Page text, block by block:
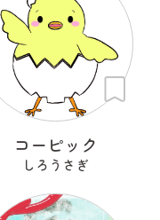
コーピック
しろうさぎ